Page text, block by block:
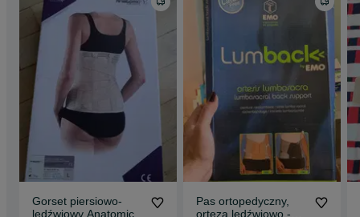
Gorset piersiowo-
lędźwiowy Anatomic
Pas ortopedyczny,
orteza lędźwiowo -